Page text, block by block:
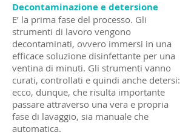
Decontaminazione e detersione
E’ la prima fase del processo. Gli
strumenti di lavoro vengono
decontaminati, ovvero immersi in una
efficace soluzione disinfettante per una
ventina di minuti. Gli strumenti vanno
curati, controllati e quindi anche detersi:
ecco, dunque, che risulta importante
passare attraverso una vera e propria
fase di lavaggio, sia manuale che
automatica.